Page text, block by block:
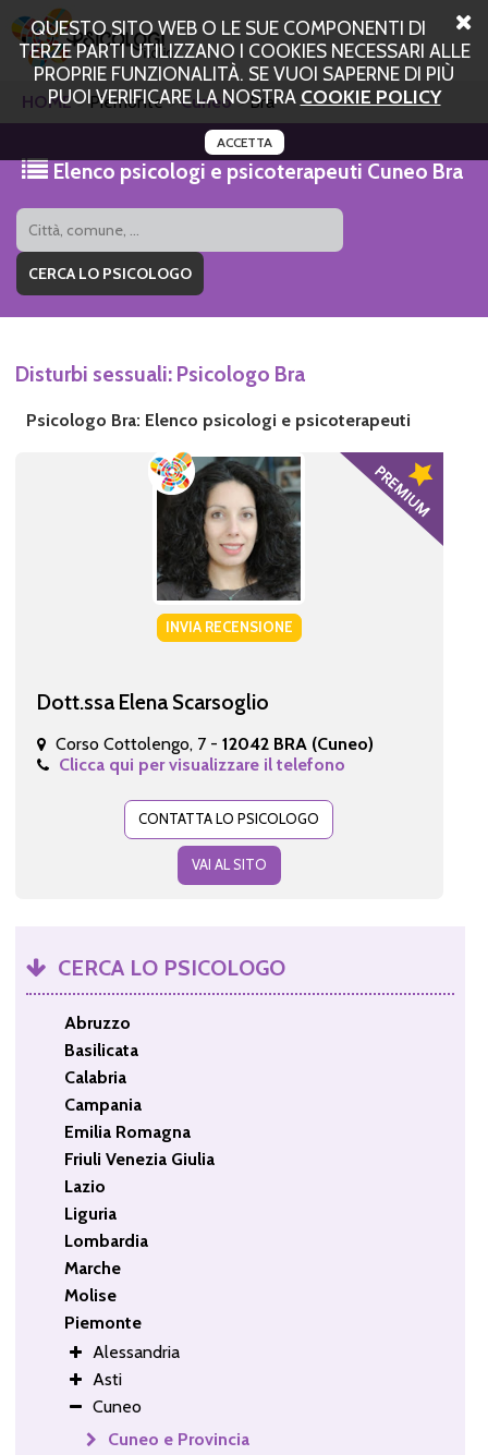
QUESTO SITO WEB O LE SUE COMPONENTI DI
TERZE PARTI UTILIZZANO I COOKIES NECESSARI ALLE
PROPRIE FUNZIONALITÀ. SE VUOI SAPERNE DI PIÙ
PUOI VERIFICARE LA NOSTRA COOKIE POLICY
ACCETTA
HOME Piemonte Cuneo Bra
Elenco psicologi e psicoterapeuti Cuneo Bra
Disturbi sessuali: Psicologo Bra
Psicologo Bra: Elenco psicologi e psicoterapeuti
INVIA RECENSIONE
Dott.ssa Elena Scarsoglio
Corso Cottolengo, 7 - 12042 BRA (Cuneo)
Clicca qui per visualizzare il telefono
CONTATTA LO PSICOLOGO
VAI AL SITO
CERCA LO PSICOLOGO
Abruzzo
Basilicata
Calabria
Campania
Emilia Romagna
Friuli Venezia Giulia
Lazio
Liguria
Lombardia
Marche
Molise
Piemonte
Alessandria
Asti
Cuneo
Cuneo e Provincia